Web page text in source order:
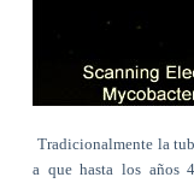
Tradicionalmente la
a que hasta los años